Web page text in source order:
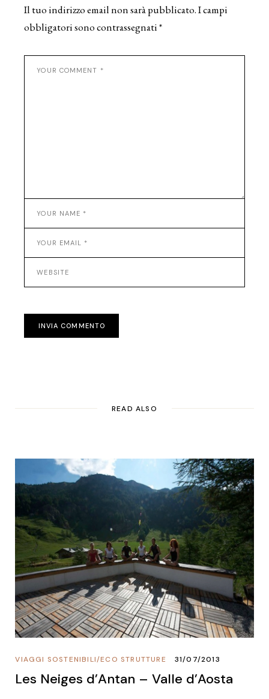
Il tuo indirizzo email non sarà pubblicato.I campi
obbligatori sono contrassegnati*
INVIA COMMENTO
READ ALSO
ECO STRUTTURE
/
VIAGGI SOSTENIBILI 31/07/2013
Les Neiges d’Antan – Valle d’Aosta